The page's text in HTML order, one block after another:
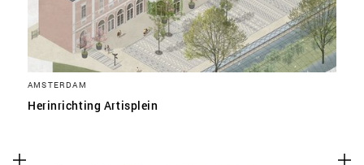
AMSTERDAM
Herinrichting Artisplein